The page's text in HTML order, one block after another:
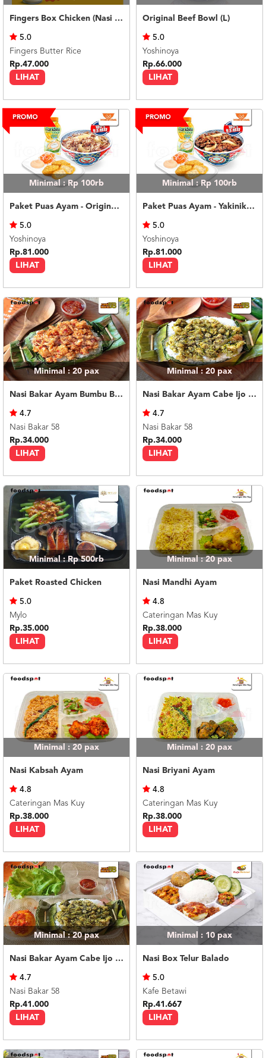
Fingers Box Chicken (Nasi Putih) Silky Pudding
LIHAT
5.0
Fingers Butter Rice
Rp.47.000
Original Beef Bowl (L)
LIHAT
5.0
Yoshinoya
Rp.66.000
Minimal : Rp 100rb
Paket Puas Ayam - Original Beef Paket Puas (R)
LIHAT
5.0
Yoshinoya
Rp.81.000
Minimal : Rp 100rb
Paket Puas Ayam - Yakiniku Beef Paket Puas (R)
LIHAT
5.0
Yoshinoya
Rp.81.000
Minimal : 20 pax
Nasi Bakar Ayam Bumbu Bali + Kerupuk
LIHAT
4.7
Nasi Bakar 58
Rp.34.000
Minimal : 20pax
Nasi Bakar Ayam Cabe Ijo + Kerupuk
LIHAT
4.7
Nasi Bakar 58
Rp.34.000
Minimal : Rp 500rb
Paket Roasted Chicken
LIHAT
5.0
Mylo
Rp.35.000
Minimal : 20pax
Nasi Mandhi Ayam
LIHAT
4.8
Cateringan Mas Kuy
Rp.38.000
Minimal : 20 pax
Nasi Kabsah Ayam
LIHAT
4.8
Cateringan Mas Kuy
Rp.38.000
Minimal : 20 pax
Nasi Briyani Ayam
LIHAT
4.8
Cateringan Mas Kuy
Rp.38.000
Minimal : 20pax
Nasi Bakar Ayam Cabe Ijo + Telor Balado
LIHAT
4.7
Nasi Bakar 58
Rp.41.000
Minimal : 10pax
Nasi Box Telur Balado
LIHAT
5.0
Kafe Betawi
Rp.41.667